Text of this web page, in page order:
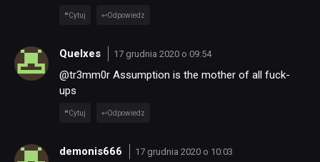
Cytuj Odpowiedz
Quelxes 17 grudnia 2020 o 09:54
@tr3mm0r Assumption is the mother of all fuck-
ups
Cytuj Odpowiedz
demonis666 17 grudnia 2020 o 10:03